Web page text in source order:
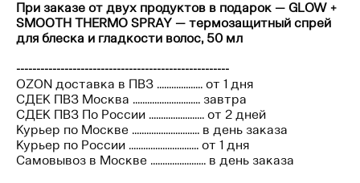
При заказе от двух продуктов в подарок — GLOW +
SMOOTH THERMO SPRAY — термозащитный спрей
для блеска и гладкости волос, 50 мл
-----------------------------------------------------
OZON доставка в ПВЗ ................... от 1 дня
СДЕК ПВЗ Москва ............................ завтра
СДЕК ПВЗ По России ....................... от 2 дней
Курьер по Москве ............................ в день заказа
Курьер по России ............................. от 1 дня
Самовывоз в Москве ....................... в день заказа